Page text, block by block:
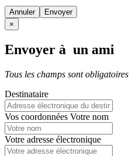
Annuler
×
Envoyer à un ami
Tous les champs sont obligatoires
Destinataire
Vos coordonnées Votre nom
Votre adresse électronique